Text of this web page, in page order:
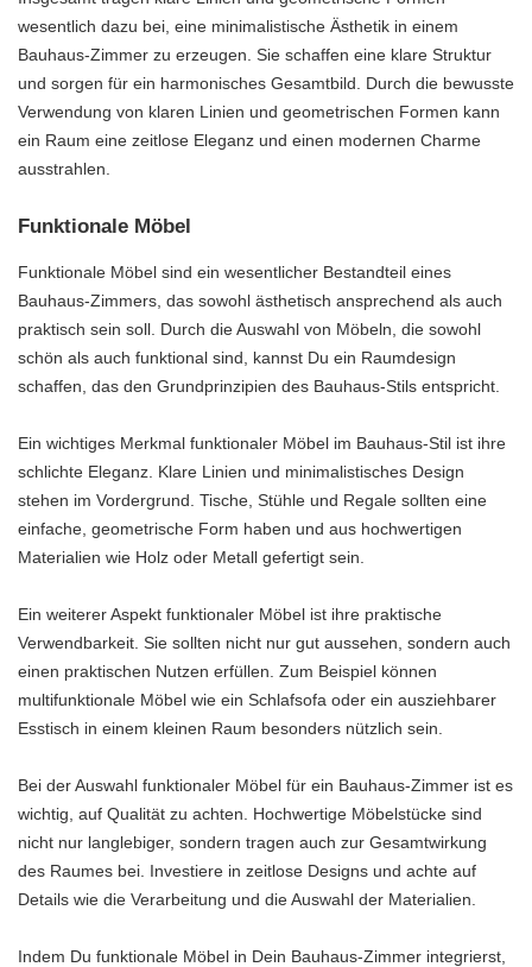
wesentlich dazu bei, eine minimalistische Ästhetik in einem
Bauhaus-Zimmer zu erzeugen. Sie schaffen eine klare Struktur
und sorgen für ein harmonisches Gesamtbild. Durch die bewusste
Verwendung von klaren Linien und geometrischen Formen kann
ein Raum eine zeitlose Eleganz und einen modernen Charme
ausstrahlen.
Funktionale Möbel
Funktionale Möbel sind ein wesentlicher Bestandteil eines
Bauhaus-Zimmers, das sowohl ästhetisch ansprechend als auch
praktisch sein soll. Durch die Auswahl von Möbeln, die sowohl
schön als auch funktional sind, kannst Du ein Raumdesign
schaffen, das den Grundprinzipien des Bauhaus-Stils entspricht.
Ein wichtiges Merkmal funktionaler Möbel im Bauhaus-Stil ist ihre
schlichte Eleganz. Klare Linien und minimalistisches Design
stehen im Vordergrund. Tische, Stühle und Regale sollten eine
einfache, geometrische Form haben und aus hochwertigen
Materialien wie Holz oder Metall gefertigt sein.
Ein weiterer Aspekt funktionaler Möbel ist ihre praktische
Verwendbarkeit. Sie sollten nicht nur gut aussehen, sondern auch
einen praktischen Nutzen erfüllen. Zum Beispiel können
multifunktionale Möbel wie ein Schlafsofa oder ein ausziehbarer
Esstisch in einem kleinen Raum besonders nützlich sein.
Bei der Auswahl funktionaler Möbel für ein Bauhaus-Zimmer ist es
wichtig, auf Qualität zu achten. Hochwertige Möbelstücke sind
nicht nur langlebiger, sondern tragen auch zur Gesamtwirkung
des Raumes bei. Investiere in zeitlose Designs und achte auf
Details wie die Verarbeitung und die Auswahl der Materialien.
Indem Du funktionale Möbel in Dein Bauhaus-Zimmer integrierst,